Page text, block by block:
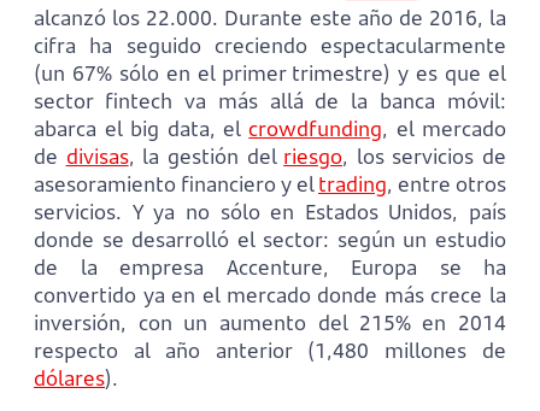
alcanzó los 22.000. Durante este año de 2016, la
cifra ha seguido creciendo espectacularmente
(un 67% sólo en el primer trimestre) y es que el
sector fintech va más allá de la banca móvil:
abarca el big data, elcrowdfunding, el mercado
de divisas, la gestión del riesgo, los servicios de
asesoramiento financiero y eltrading, entre otros
servicios. Y ya no sólo en Estados Unidos, país
donde se desarrolló el sector: según un estudio
de la empresa Accenture, Europa se ha
convertido ya en el mercado donde más crece la
inversión, con un aumento del 215% en 2014
respecto al año anterior (1,480 millones de
dólares).